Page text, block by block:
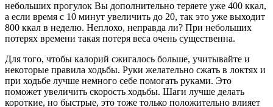
небольших прогулок Вы дополнительно теряете уже 400 ккал,
а если время с 10 минут увеличить до 20, так это уже выходит
800 ккал в неделю. Неплохо, неправда ли? При небольших
потерях времени такая потеря веса очень существенна.
Для того, чтобы калорий сжигалось больше, учитывайте и
некоторые правила ходьбы. Руки желательно сжать в локтях и
при ходьбе лучше немного себе помогать руками. Это
поможет увеличить скорость ходьбы. Шаги лучше делать
короткие, но быстрые, это тоже только положительно влияет